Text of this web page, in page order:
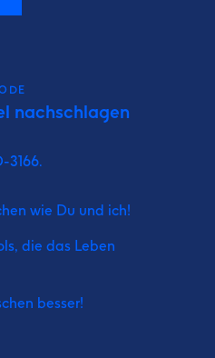
nachschlagen
3166.
wie Du und ich!
die das Leben
besser!